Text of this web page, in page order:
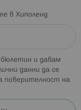
в Хиполенд
бюлетин и давам
данни да се
поверителност на